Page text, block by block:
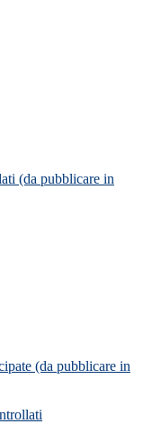
(da pubblicare in
(da pubblicare in